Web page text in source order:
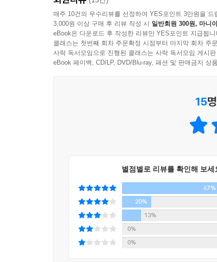
비슷한 시기에 출간된 다른 책들은 모두 세계적
제작되어 소수의 독자에게만 읽혔고 남아 있
편집자이자 훗날 윌듀런트재단의 설립자가 된 존
중에서 여러모로 가장 중요한 작품이며, 여러 비
고민하는 독자라면 듀런트의 진지하지만 유머가
매주 10건의 우수리뷰를 선정하여 YES포인트 3만원을 드
3,000원 이상 구매 후 리뷰 작성 시 일반회원 300원, 마니
eBook은 다운로드 후 작성한 리뷰만 YES포인트 지급됩니
클래스는 첫번째 회차 주문확정 시점부터 마지막 회차 주
사락 독서모임으로 진행된 클래스는 사락 독서모임 게시
eBook 페이백, CD/LP, DVD/Blu-ray, 패션 및 판매금지 상
15
별점별로 리뷰를 확인해 보세
67%
20%
13%
0%
0%